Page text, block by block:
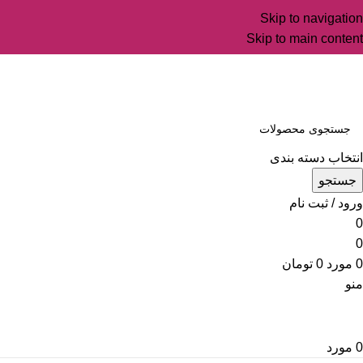
Skip to navigation
Skip to main content
انتخاب دسته بندی
جستجو
ورود / ثبت نام
0
0
0 مورد 0 تومان
منو
0 مورد